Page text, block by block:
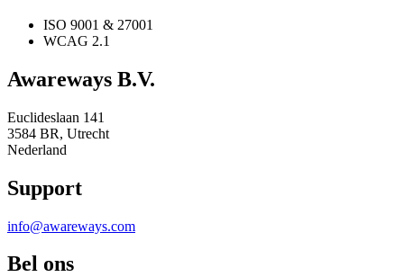
ISO 9001 & 27001
WCAG 2.1
Awareways B.V.
Euclideslaan 141
3584 BR, Utrecht
Nederland
Support
info@awareways.com
Bel ons